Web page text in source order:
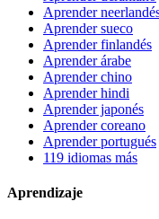
Aprender
Aprender sueco
Aprender finlandés
Aprender árabe
Aprender chino
Aprender hindi
Aprender japonés
Aprender coreano
Aprender portugués
119 idiomas más
Aprendizaje